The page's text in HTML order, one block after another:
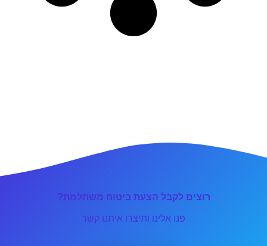
רוצים לקבל הצעת ביטוח משתלמת?
פנו אלינו ותיצרו איתנו קשר